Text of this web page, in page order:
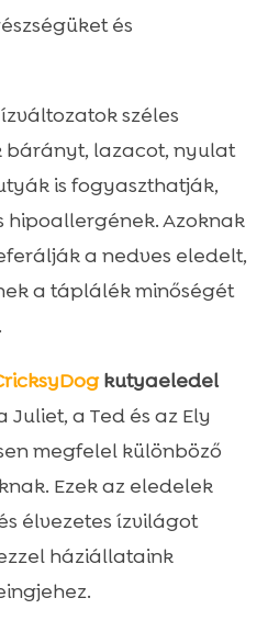
és
széles
lazacot, nyulat
is fogyaszthatják,
hipoallergének. Azoknak
a nedves eledelt,
a táplálék minőségét
kutyaeledel
a Ted és az Ely
megfelel különböző
Ezek az eledelek
élvezetes ízvilágot
háziállataink